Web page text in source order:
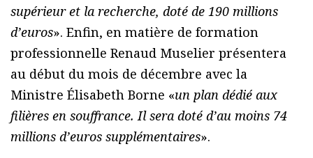
supérieur et la recherche, doté de 190 millions
d’euros». Enfin, en matière de formation
professionnelle Renaud Muselier présentera
au début du mois de décembre avec la
Ministre Élisabeth Borne «un plan dédié aux
filières en souffrance. Il sera doté d’au moins 74
millions d’euros supplémentaires».